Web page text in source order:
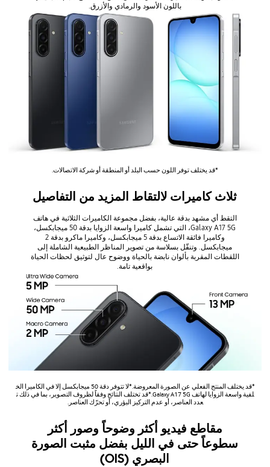
باللون الأسود والرمادي والأزرق.
*قد يختلف توفر اللون حسب البلد أو المنطقة أو شركة الاتصالات.
ثلاث كاميرات لالتقاط المزيد من التفاصيل
التقط أي مشهد بدقة عالية، بفضل مجموعة الكاميرات الثلاثية في هاتف
Galaxy A17 5G، التي تشمل كاميرا واسعة الزوايا بدقة 50 ميجابكسل،
وكاميرا فائقة الاتساع بدقة 5 ميجابكسل، وكاميرا ماكرو بدقة 2
ميجابكسل. وتنقّل بسلاسة من تصوير المناظر الطبيعية الشاملة إلى
اللقطات المقربة بألوان نابضة بالحياة ووضوح عال لتوثيق لحظات الحياة
بواقعية تامة.
*قد يختلف المنتج الفعلي عن الصورة المعروضة.*لا تتوفر دقة 50 ميجابكسل إلا في الكاميرا الخ
لفية واسعة الزوايا لهاتف Galaxy A17 5G.*قد تختلف النتائج وفقاً لظروف التصوير، بما في ذلك ت
عدد العناصر، أو عدم التركيز البؤري، أو تحرّك العناصر.
مقاطع فيديو أكثر وضوحاً وصور أكثر
سطوعاً حتى في الليل بفضل مثبت الصورة
البصري (OIS)